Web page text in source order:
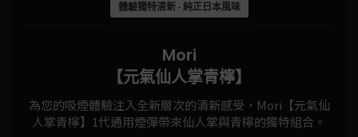
體驗獨特清新 - 純正日本風味
Mori
【元氣仙人掌青檸】
為您的吸煙體驗注入全新層次的清新感受，Mori【元氣仙
人掌青檸】1代通用煙彈帶來仙人掌與青檸的獨特組合。